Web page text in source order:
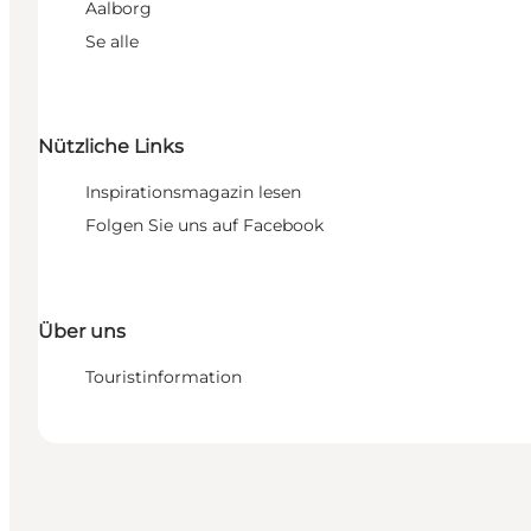
Aalborg
Se alle
Nützliche Links
Inspirationsmagazin lesen
Folgen Sie uns auf Facebook
Über uns
Touristinformation